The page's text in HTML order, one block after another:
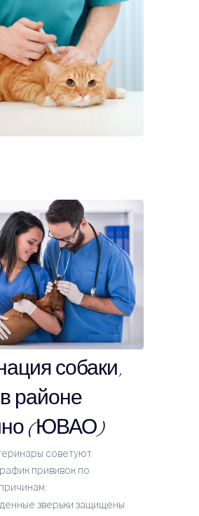
собаки,
районе
(ЮВАО)
советуют
прививок по
зверьки защищены